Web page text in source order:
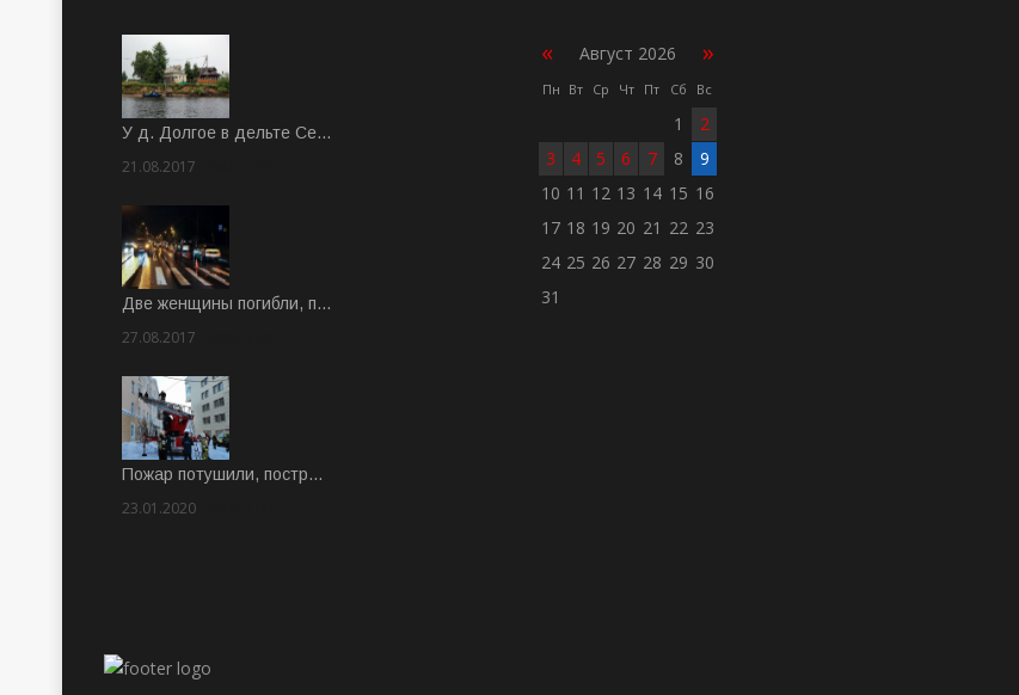
У д. Долгое в дельте Се…
21.08.2017
Две женщины погибли, п…
27.08.2017
Пожар потушили, постр…
23.01.2020
« Август 2026 »
Пн Вт Ср Чт Пт Сб Вс
1
2
3
4 5 6 7 8
9
10 11 12 13 14 15 16
17 18 19 20 21 22 23
24 25 26 27 28 29 30
31